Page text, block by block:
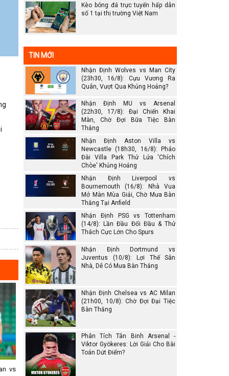
vs
Kèo bóng đá trực tuyến hấp dẫn
số 1 tại thị trường Việt Nam
TIN MỚI
Nhận Định Wolves vs Man City
(23h30, 16/8): Cựu Vương Ra
Quân, Vượt Qua Khủng Hoảng?
Nhận Định MU vs Arsenal
(22h30, 17/8): Đại Chiến Khai
Màn, Chờ Đợi Bữa Tiệc Bàn
Thắng
Nhận Định Aston Villa vs
Newcastle (18h30, 16/8): Pháo
Đài Villa Park Thử Lửa 'Chích
Chòe' Khủng Hoảng
Nhận Định Liverpool vs
Bournemouth (16/8): Nhà Vua
Mở Màn Mùa Giải, Chờ Mưa Bàn
Thắng Tại Anfield
Nhận Định PSG vs Tottenham
(14/8): Lần Đầu Đối Đầu & Thử
Thách Cực Lớn Cho Spurs
Nhận Định Dortmund vs
Juventus (10/8): Lợi Thế Sân
Nhà, Dễ Có Mưa Bàn Thắng
Nhận Định Chelsea vs AC Milan
(21h00, 10/8): Chờ Đợi Đại Tiệc
Bàn Thắng
Phân Tích Tân Binh Arsenal -
Viktor Gyökeres: Lời Giải Cho Bài
Toán Dứt Điểm?